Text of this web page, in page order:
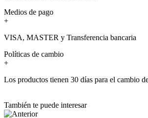
Medios de pago
+
VISA, MASTER y Transferencia bancaria
Políticas de cambio
+
Los productos tienen 30 días para el cambio
También te puede interesar